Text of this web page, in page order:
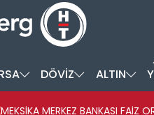
DÖVİZ ALTIN
MEKSİKA MERKEZ BANKASI FAİZ